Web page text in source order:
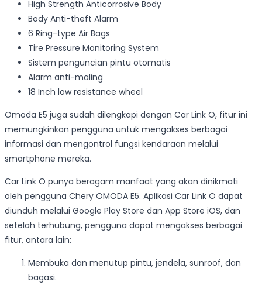
High Strength Anticorrosive Body
Body Anti-theft Alarm
6 Ring-type Air Bags
Tire Pressure Monitoring System
Sistem penguncian pintu otomatis
Alarm anti-maling
18 Inch low resistance wheel
Omoda E5 juga sudah dilengkapi dengan Car Link O, fitur ini
memungkinkan pengguna untuk mengakses berbagai
informasi dan mengontrol fungsi kendaraan melalui
smartphone mereka.
Car Link O punya beragam manfaat yang akan dinikmati
oleh pengguna Chery OMODA E5. Aplikasi Car Link O dapat
diunduh melalui Google Play Store dan App Store iOS, dan
setelah terhubung, pengguna dapat mengakses berbagai
fitur, antara lain:
Membuka dan menutup pintu, jendela, sunroof, dan
bagasi.